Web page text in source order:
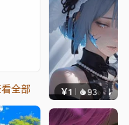
全部 ￥1 93 辰东